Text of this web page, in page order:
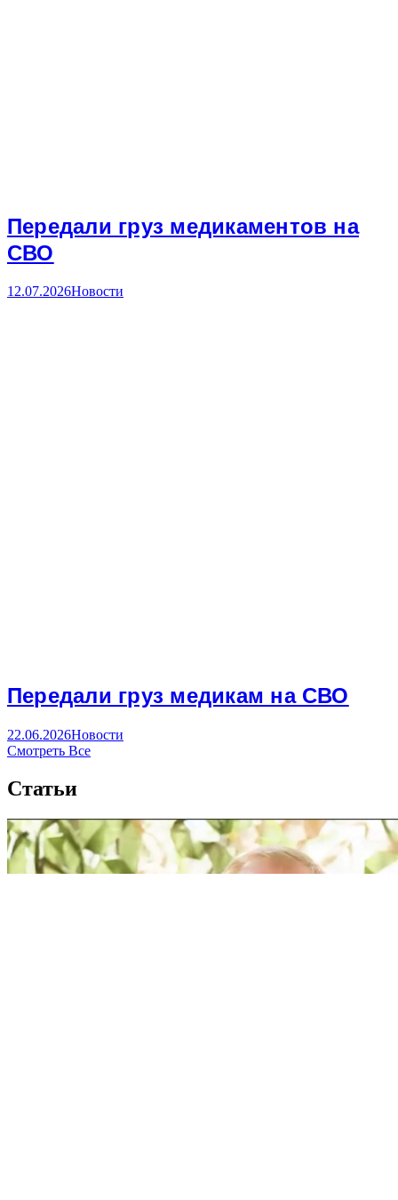
Передали груз медикаментов на
СВО
12.07.2026Новости
Передали груз медикам на СВО
22.06.2026Новости
Смотреть Все
Статьи